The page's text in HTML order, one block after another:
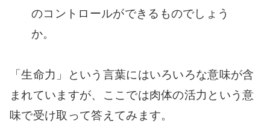
のコントロールができるものでしょう
か。
「生命力」という言葉にはいろいろな意味が含
まれていますが、ここでは肉体の活力という意
味で受け取って答えてみます。